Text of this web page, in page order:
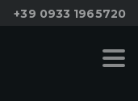
+39 0933 1965720